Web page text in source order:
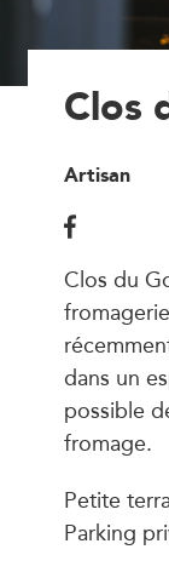
Clos
Artisan
Clos du
dans un
possible
fromage.
Petite
Parking